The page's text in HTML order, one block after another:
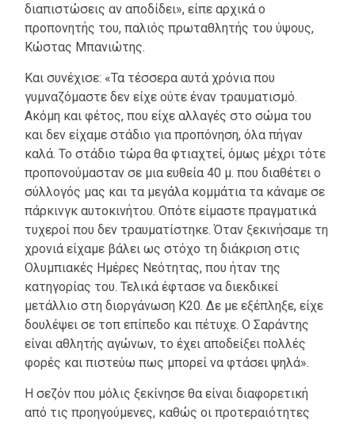
διαπιστώσεις αν αποδίδει», είπε αρχικά ο
προπονητής του, παλιός πρωταθλητής του ύψους,
Κώστας Μπανιώτης.
Και συνέχισε: «Τα τέσσερα αυτά χρόνια που
γυμναζόμαστε δεν είχε ούτε έναν τραυματισμό.
Ακόμη και φέτος, που είχε αλλαγές στο σώμα του
και δεν είχαμε στάδιο για προπόνηση, όλα πήγαν
καλά. Το στάδιο τώρα θα φτιαχτεί, όμως μέχρι τότε
προπονούμασταν σε μια ευθεία 40 μ. που διαθέτει ο
σύλλογός μας και τα μεγάλα κομμάτια τα κάναμε σε
πάρκινγκ αυτοκινήτου. Οπότε είμαστε πραγματικά
τυχεροί που δεν τραυματίστηκε. Όταν ξεκινήσαμε τη
χρονιά είχαμε βάλει ως στόχο τη διάκριση στις
Ολυμπιακές Ημέρες Νεότητας, που ήταν της
κατηγορίας του. Τελικά έφτασε να διεκδικεί
μετάλλιο στη διοργάνωση Κ20. Δε με εξέπληξε, είχε
δουλέψει σε τοπ επίπεδο και πέτυχε. Ο Σαράντης
είναι αθλητής αγώνων, το έχει αποδείξει πολλές
φορές και πιστεύω πως μπορεί να φτάσει ψηλά».
Η σεζόν που μόλις ξεκίνησε θα είναι διαφορετική
από τις προηγούμενες, καθώς οι προτεραιότητες